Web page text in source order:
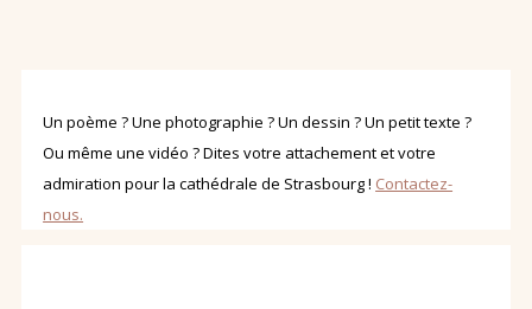
Un poème ? Une photographie ? Un dessin ? Un petit texte ?
Ou même une vidéo ? Dites votre attachement et votre
admiration pour la cathédrale de Strasbourg ! Contactez-
nous.